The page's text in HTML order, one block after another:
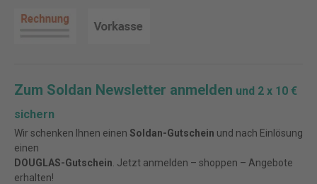
Zum Soldan Newsletter anmelden und 2 x 10 €
sichern
Wir schenken Ihnen einen Soldan-Gutschein und nach Einlösung
einen
DOUGLAS-Gutschein . Jetzt anmelden – shoppen – Angebote
erhalten!